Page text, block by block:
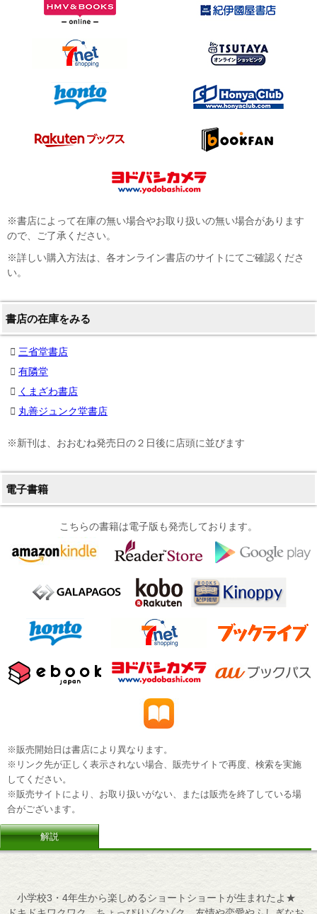
※書店によって在庫の無い場合やお取り扱いの無い場合があります
ので、ご了承ください。
※詳しい購入方法は、各オンライン書店のサイトにてご確認くださ
い。
書店の在庫をみる
三省堂書店
有隣堂
くまざわ書店
丸善ジュンク堂書店
※新刊は、おおむね発売日の２日後に店頭に並びます
電子書籍
こちらの書籍は電子版も発売しております。
※販売開始日は書店により異なります。
※リンク先が正しく表示されない場合、販売サイトで再度、検索を実施
してください。
※販売サイトにより、お取り扱いがない、または販売を終了している場
合がございます。
解説
小学校3・4年生から楽しめるショートショートが生まれたよ★